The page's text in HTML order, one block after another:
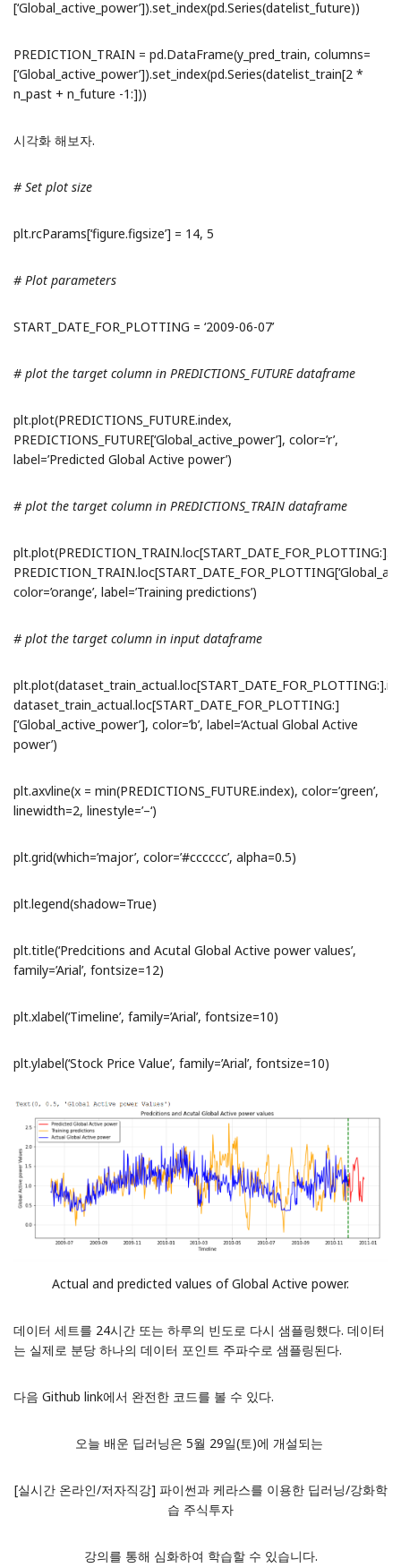
[‘Global_active_power’]).set_index(pd.Series(datelist_future))
PREDICTION_TRAIN = pd.DataFrame(y_pred_train, columns=
[‘Global_active_power’]).set_index(pd.Series(datelist_train[2 *
n_past + n_future -1:]))
시각화 해보자.
# Set plot size
plt.rcParams[‘figure.figsize’] = 14, 5
# Plot parameters
START_DATE_FOR_PLOTTING = ‘2009-06-07’
# plot the target column in PREDICTIONS_FUTURE dataframe
plt.plot(PREDICTIONS_FUTURE.index,
PREDICTIONS_FUTURE[‘Global_active_power’], color=’r’,
label=’Predicted Global Active power’)
# plot the target column in PREDICTIONS_TRAIN dataframe
color=’orange’, label=’Training predictions’)
# plot the target column in input dataframe
dataset_train_actual.loc[START_DATE_FOR_PLOTTING:]
[‘Global_active_power’], color=’b’, label=’Actual Global Active
power’)
plt.axvline(x = min(PREDICTIONS_FUTURE.index), color=’green’,
linewidth=2, linestyle=’–‘)
plt.grid(which=’major’, color=’#cccccc’, alpha=0.5)
plt.legend(shadow=True)
plt.title(‘Predcitions and Acutal Global Active power values’,
family=’Arial’, fontsize=12)
plt.xlabel(‘Timeline’, family=’Arial’, fontsize=10)
plt.ylabel(‘Stock Price Value’, family=’Arial’, fontsize=10)
Actual and predicted values of Global Active power.
데이터 세트를 24시간 또는 하루의 빈도로 다시 샘플링했다. 데이터
는 실제로 분당 하나의 데이터 포인트 주파수로 샘플링된다.
다음 Github link에서 완전한 코드를 볼 수 있다.
오늘 배운 딥러닝은 5월 29일(토)에 개설되는
[실시간 온라인/저자직강] 파이썬과 케라스를 이용한 딥러닝/강화학
습 주식투자
강의를 통해 심화하여 학습할 수 있습니다.